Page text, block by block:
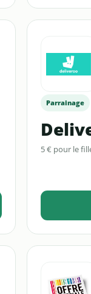
Parrainage
5 € pour le